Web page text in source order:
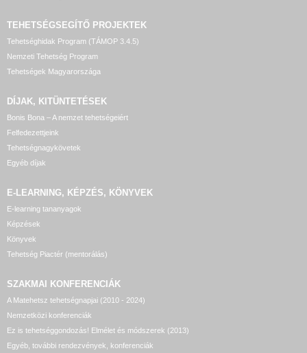
TEHETSÉGSEGÍTŐ PROJEKTEK
Tehetséghidak Program (TÁMOP 3.4.5)
Nemzeti Tehetség Program
Tehetségek Magyarországa
DÍJAK, KITÜNTETÉSEK
Bonis Bona – A nemzet tehetségeiért
Felfedezettjeink
Tehetségnagykövetek
Egyéb díjak
E-LEARNING, KÉPZÉS, KÖNYVEK
E-learning tananyagok
Képzések
Könyvek
Tehetség Piactér (mentorálás)
SZAKMAI KONFERENCIÁK
A Matehetsz tehetségnapjai (2010 - 2024)
Nemzetközi konferenciák
Ez is tehetséggondozás! Elmélet és módszerek (2013)
Egyéb, további rendezvények, konferenciák